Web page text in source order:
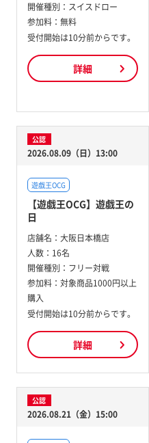
開催種別： スイスドロー
参加料： 無料
受付開始は10分前からです。
詳細
公認
2026.08.09（日）13:00
遊戯王OCG
【遊戯王OCG】遊戯王の
日
店舗名： 大阪日本橋店
人数： 16名
開催種別： フリー対戦
参加料： 対象商品1000円以上
購入
受付開始は10分前からです。
詳細
公認
2026.08.21（金）15:00